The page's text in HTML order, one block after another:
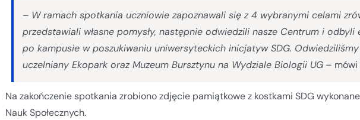
– W ramach spotkania uczniowie zapoznawali się z 4 wybranymi celami
przedstawiali własne pomysły, następnie odwiedzili nasze Centrum i odbyli
po kampusie w poszukiwaniu uniwersyteckich inicjatyw SDG.
uczelniany Ekopark oraz Muzeum Bursztynu na Wydziale Biologii UG– mówi
Na zakończenie spotkania zrobiono zdjęcie pamiątkowe z kostkami SDG
Nauk Społecznych.